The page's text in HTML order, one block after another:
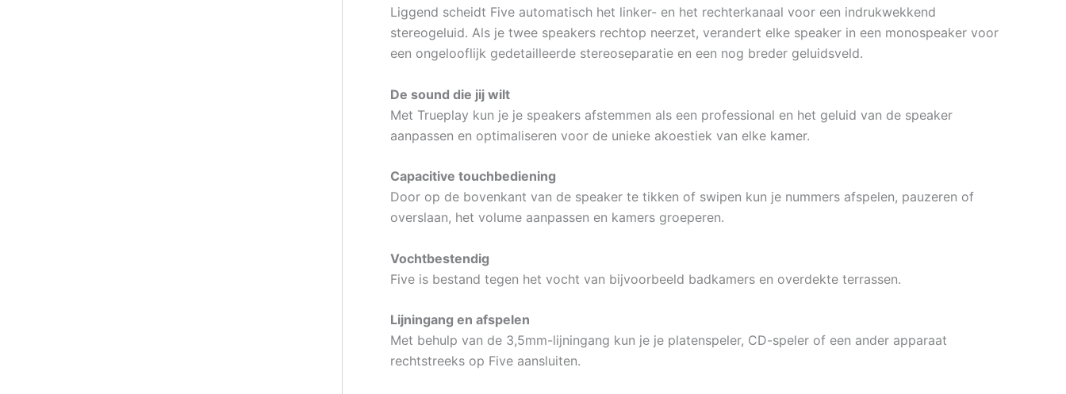
Liggend scheidt Five automatisch het linker- en het rechterkanaal voor een indrukwekkend
stereogeluid. Als je twee speakers rechtop neerzet, verandert elke speaker in een monospeaker voor
een ongelooflijk gedetailleerde stereoseparatie en een nog breder geluidsveld.
De sound die jij wilt
Met Trueplay kun je je speakers afstemmen als een professional en het geluid van de speaker
aanpassen en optimaliseren voor de unieke akoestiek van elke kamer.
Capacitive touchbediening
Door op de bovenkant van de speaker te tikken of swipen kun je nummers afspelen, pauzeren of
overslaan, het volume aanpassen en kamers groeperen.
Vochtbestendig
Five is bestand tegen het vocht van bijvoorbeeld badkamers en overdekte terrassen.
Lijningang en afspelen
Met behulp van de 3,5mm-lijningang kun je je platenspeler, CD-speler of een ander apparaat
rechtstreeks op Five aansluiten.